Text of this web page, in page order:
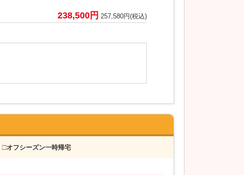
238,500円 257,580円(税込)
□オフシーズン一時帰宅